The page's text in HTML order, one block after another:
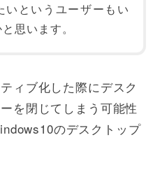
いというユーザーもい
思います。
ィブ化した際にデスク
を閉じてしまう可能性
のデスクトップ